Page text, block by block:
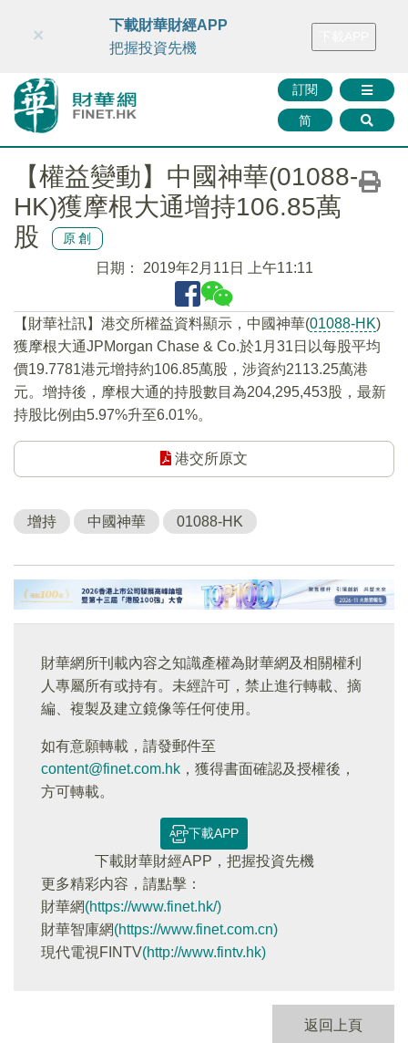
財華智庫網 FINTV FINMETA 財華證券 媒體矩陣
訂閱
简
×
下載財華財經APP
把握投資先機
【權益變動】中國神華(01088-
HK)獲摩根大通增持106.85萬
股
原創
日期： 2019年2月11日 上午11:11
【財華社訊】港交所權益資料顯示，中國神華(01088-HK)
獲摩根大通JPMorgan Chase & Co.於1月31日以每股平均
價19.7781港元增持約106.85萬股，涉資約2113.25萬港
元。增持後，摩根大通的持股數目為204,295,453股，最新
持股比例由5.97%升至6.01%。
港交所原文
增持 中國神華 01088-HK
財華網所刊載內容之知識產權為財華網及相關權利
人專屬所有或持有。未經許可，禁止進行轉載、摘
編、複製及建立鏡像等任何使用。
如有意願轉載，請發郵件至
content@finet.com.hk ，獲得書面確認及授權後，
方可轉載。
下載APP
下載財華財經APP，把握投資先機
更多精彩内容，請點擊：
財華網(https://www.finet.hk/)
財華智庫網(https://www.finet.com.cn)
現代電視FINTV(http://www.fintv.hk)
返回上頁